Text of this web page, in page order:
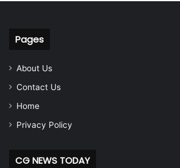
Pages
About Us
Contact Us
Home
Privacy Policy
CG NEWS TODAY